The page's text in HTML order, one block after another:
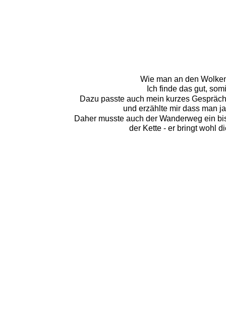
Wie man an den
Ich finde das gut,
Dazu passte auch mein kurzes
und erzählte mir dass man
Daher musste auch der Wanderweg ein
der Kette - er bringt wohl